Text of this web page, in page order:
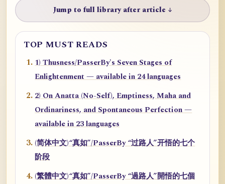
Jump to full library after article ↓
TOP MUST READS
1) Thusness/PasserBy's Seven Stages of
Enlightenment — available in 24 languages
2) On Anatta (No-Self), Emptiness, Maha and
Ordinariness, and Spontaneous Perfection —
available in 23 languages
(简体中文)“真如”/PasserBy “过路人”开悟的七个
阶段
(繁體中文)“真如”/PasserBy “過路人”開悟的七個